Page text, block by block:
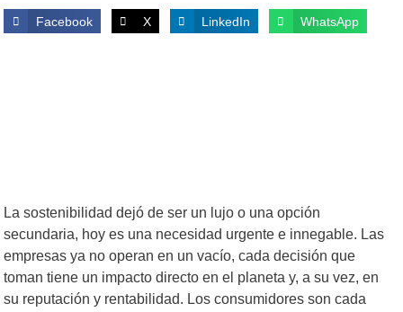
Facebook X LinkedIn WhatsApp
La sostenibilidad dejó de ser un lujo o una opción
secundaria, hoy es una necesidad urgente e innegable. Las
empresas ya no operan en un vacío, cada decisión que
toman tiene un impacto directo en el planeta y, a su vez, en
su reputación y rentabilidad. Los consumidores son cada